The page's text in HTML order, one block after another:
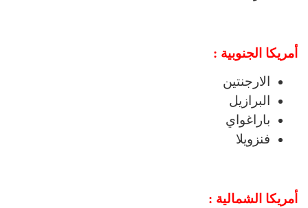
أمريكا الجنوبية :
الارجنتين
البرازيل
باراغواي
فنزويلا
أمريكا الشمالية :